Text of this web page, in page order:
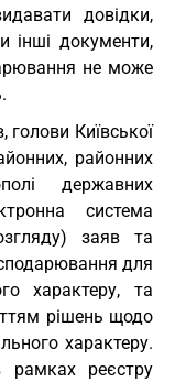
довідки,
інші документи,
не може
голови Київської
районних
державних
система
заяв та
для
характеру, та
рішень щодо
характеру.
рамках реєстру